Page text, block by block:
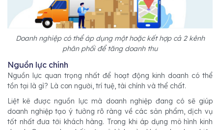
Doanh nghiệp có thể áp dụng một hoặc kết hợp cả 2 kênh
phân phối để tăng doanh thu
Nguồn lực chính
Nguồn lực quan trọng nhất để hoạt động kinh doanh có thể
tồn tại là gì? Là con người, trí tuệ, tài chính và thể chất.
Liệt kê được nguồn lực mà doanh nghiệp đang có sẽ giúp
doanh nghiệp tạo ý tưởng rõ ràng về các sản phẩm, dịch vụ
tốt nhất đưa tới khách hàng. Trong khi áp dụng mô hình kinh